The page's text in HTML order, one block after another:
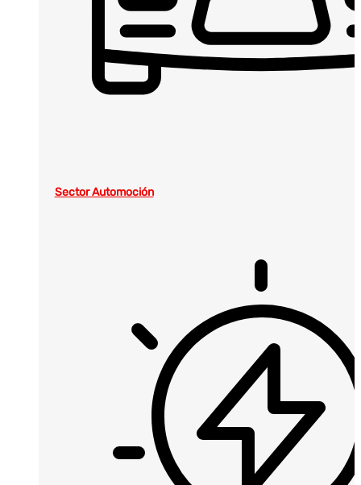
Sector Automoción